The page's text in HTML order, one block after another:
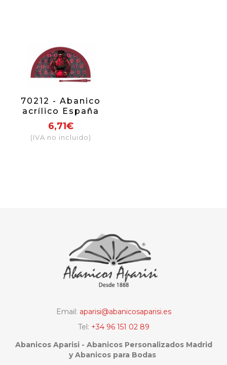
70212 - Abanico
acrílico España
torero
6,71€
(IVA no incluido)
Email: aparisi@abanicosaparisi.es
Tel: +34 96 151 02 89
Abanicos Aparisi - Abanicos Personalizados Madrid
y Abanicos para Bodas